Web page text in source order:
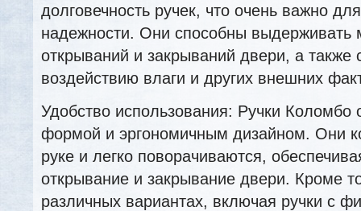
долговечность ручек, что очень важно
надежности. Они способны выдерживать
открываний и закрываний двери, а также
воздействию влаги и других внешних
Удобство использования: Ручки Коломбо
формой и эргономичным дизайном. Они
руке и легко поворачиваются,
открывание и закрывание двери. Кроме
различных вариантах, включая ручки с